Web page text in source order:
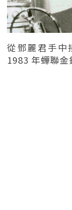
從鄧麗君手中
1983 年蟬聯金